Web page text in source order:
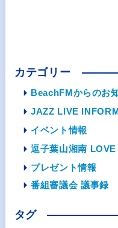
カテゴリー
BeachFMからのお
JAZZ LIVE
イベント情報
逗子葉山湘南
プレゼント情報
番組審議会 議事録
タグ